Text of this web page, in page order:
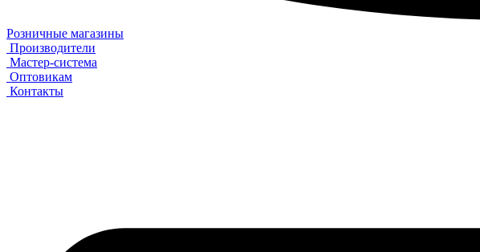
Розничные магазины
Производители
Мастер-система
Оптовикам
Контакты